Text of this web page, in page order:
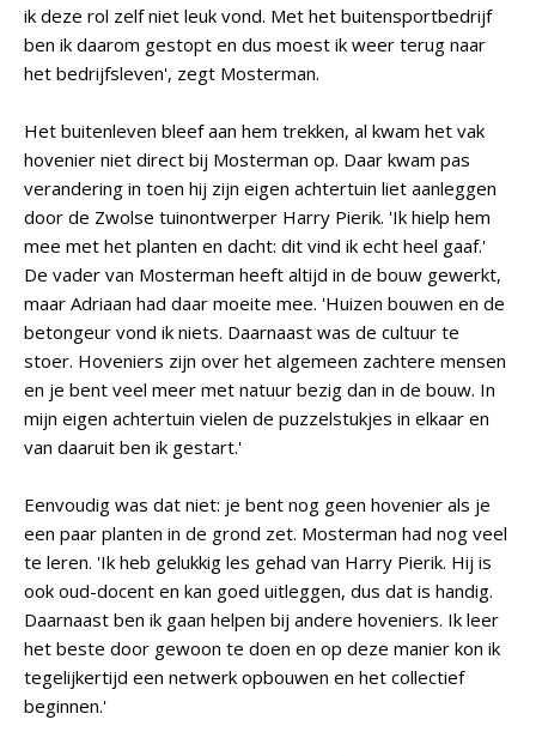
ik deze rol zelf niet leuk vond. Met het buitensportbedrijf
ben ik daarom gestopt en dus moest ik weer terug naar
het bedrijfsleven', zegt Mosterman.
Het buitenleven bleef aan hem trekken, al kwam het vak
hovenier niet direct bij Mosterman op. Daar kwam pas
verandering in toen hij zijn eigen achtertuin liet aanleggen
door de Zwolse tuinontwerper Harry Pierik. 'Ik hielp hem
mee met het planten en dacht: dit vind ik echt heel gaaf.'
De vader van Mosterman heeft altijd in de bouw gewerkt,
maar Adriaan had daar moeite mee. 'Huizen bouwen en de
betongeur vond ik niets. Daarnaast was de cultuur te
stoer. Hoveniers zijn over het algemeen zachtere mensen
en je bent veel meer met natuur bezig dan in de bouw. In
mijn eigen achtertuin vielen de puzzelstukjes in elkaar en
van daaruit ben ik gestart.'
Eenvoudig was dat niet: je bent nog geen hovenier als je
een paar planten in de grond zet. Mosterman had nog veel
te leren. 'Ik heb gelukkig les gehad van Harry Pierik. Hij is
ook oud-docent en kan goed uitleggen, dus dat is handig.
Daarnaast ben ik gaan helpen bij andere hoveniers. Ik leer
het beste door gewoon te doen en op deze manier kon ik
tegelijkertijd een netwerk opbouwen en het collectief
beginnen.'